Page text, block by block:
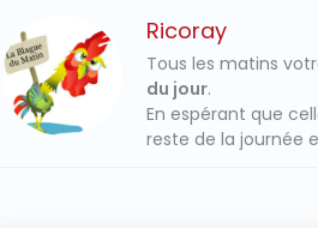
Ricoray
Tous les matins
du jour.
En espérant que
reste de la journée